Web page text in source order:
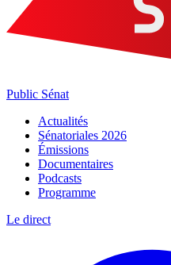
Public Sénat
Actualités
Sénatoriales 2026
Émissions
Documentaires
Podcasts
Programme
Le direct